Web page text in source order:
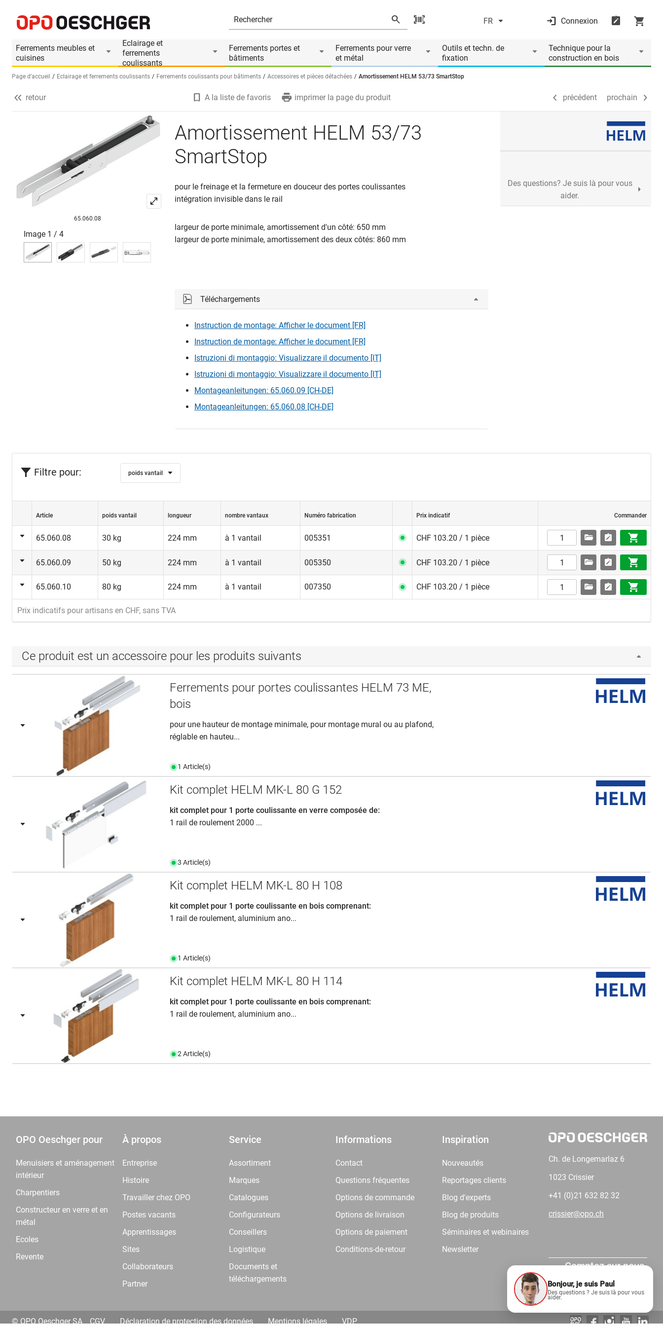
FR Connexion
Ferrements meubles et
cuisines
Eclairage et
ferrements
coulissants
Ferrements portes et
bâtiments
Ferrements pour verre
et métal
Outils et techn. de
fixation
Technique pour la
construction en bois
Sélectionnez une langue (FR)
Page d’accueil Eclairage et ferrements coulissants Ferrements coulissants pour bâtiments Accessoires et pièces détachées Amortissement HELM 53/73 SmartStop
Informations produit
Le produit est accessoire de précédent prochain
retour A la liste de favoris imprimer la page du produit précédent prochain
65.060.08
Image 1 / 4
Amortissement HELM 53/73
SmartStop
pour le freinage et la fermeture en douceur des portes coulissantes
intégration invisible dans le rail
largeur de porte minimale, amortissement d'un côté: 650 mm
largeur de porte minimale, amortissement des deux côtés: 860 mm
Téléchargements
Instruction de montage: Afficher le document [FR]
Instruction de montage: Afficher le document [FR]
Istruzioni di montaggio: Visualizzare il documento [IT]
Istruzioni di montaggio: Visualizzare il documento [IT]
Montageanleitungen: 65.060.09 [CH-DE]
Montageanleitungen: 65.060.08 [CH-DE]
Des questions? Je suis là pour vous
aider.
Filtre pour: poids vantail
Article poids vantail longueur nombre vantaux Numéro fabrication Prix indicatif Commander
65.060.08 30 kg 224 mm à 1 vantail 005351 CHF 103.20 / 1 pièce
65.060.09 50 kg 224 mm à 1 vantail 005350 CHF 103.20 / 1 pièce
65.060.10 80 kg 224 mm à 1 vantail 007350 CHF 103.20 / 1 pièce
Prix indicatifs pour artisans en CHF, sans TVA
Ce produit est un accessoire pour les produits suivants
Ferrements pour portes coulissantes HELM 73 ME,
bois
pour une hauteur de montage minimale, pour montage mural ou au plafond,
réglable en hauteu...
1 Article(s)
Kit complet HELM MK-L 80 G 152
kit complet pour 1 porte coulissante en verre composée de:
1 rail de roulement 2000 ...
3 Article(s)
Kit complet HELM MK-L 80 H 108
kit complet pour 1 porte coulissante en bois comprenant:
1 rail de roulement, aluminium ano...
1 Article(s)
Kit complet HELM MK-L 80 H 114
kit complet pour 1 porte coulissante en bois comprenant:
1 rail de roulement, aluminium ano...
2 Article(s)
OPO Oeschger pour
Menuisiers et aménagement
intérieur
Charpentiers
Constructeur en verre et en
métal
Ecoles
Revente
À propos
Entreprise
Histoire
Travailler chez OPO
Postes vacants
Apprentissages
Sites
Collaborateurs
Partner
Service
Assortiment
Marques
Catalogues
Configurateurs
Conseillers
Logistique
Documents et
téléchargements
Informations
Contact
Questions fréquentes
Options de commande
Options de livraison
Options de paiement
Conditions-de-retour
Inspiration
Nouveautés
Reportages clients
Blog d'experts
Blog de produits
Séminaires et webinaires
Newsletter
Ch. de Longemarlaz 6
1023 Crissier
+41 (0)21 632 82 32
crissier@opo.ch
Comptez sur nous.
© OPO Oeschger SA CGV Déclaration de protection des données Mentions légales VDP
Bonjour, je suis Paul
Des questions ? Je suis là pour vous
aider.